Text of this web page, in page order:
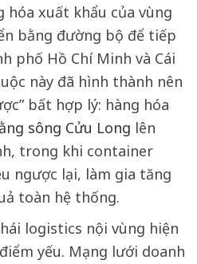
hóa xuất khẩu của vùng
bằng đường bộ để tiếp
phố Hồ Chí Minh và Cái
này đã hình thành nên
bất hợp lý: hàng hóa
sông Cửu Long lên
trong khi container
ngược lại, làm gia tăng
toàn hệ thống.
logistics nội vùng hiện
yếu. Mạng lưới doanh